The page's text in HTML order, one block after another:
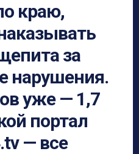
краю,
за
нарушения.
уже — 1,7
портал
— все